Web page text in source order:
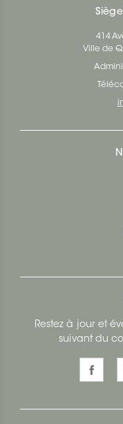
414
Ville de
Restez à jour et
suivant du